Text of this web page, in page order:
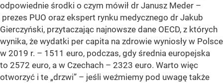
odpowiednie środki o czym mówił dr Janusz Meder –
prezes PUO oraz ekspert rynku medycznego dr Jakub
Gierczyński, przytaczając najnowsze dane OECD, z których
wynika, że wydatki per capita na zdrowie wyniosły w Polsce
w 2019 r. – 1511 euro, podczas, gdy średnia europejska
to 2572 euro, a w Czechach – 2323 euro. Warto więc
otworzyć i te „drzwi” – jeśli weźmiemy pod uwagę także